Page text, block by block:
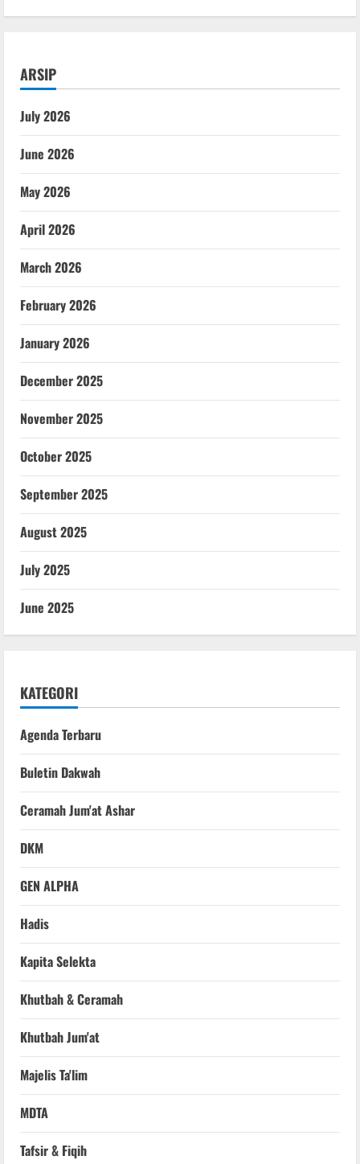
ARSIP
July 2026
June 2026
May 2026
April 2026
March 2026
February 2026
January 2026
December 2025
November 2025
October 2025
September 2025
August 2025
July 2025
June 2025
KATEGORI
Agenda Terbaru
Buletin Dakwah
Ceramah Jum'at Ashar
DKM
GEN ALPHA
Hadis
Kapita Selekta
Khutbah & Ceramah
Khutbah Jum'at
Majelis Ta'lim
MDTA
Tafsir & Fiqih